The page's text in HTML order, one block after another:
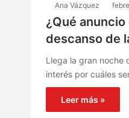
Ana Vázquez
¿Qué
descanso de
Llega la gran noche
interés por cuáles
Leer más »